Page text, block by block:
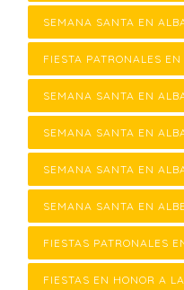
SEMANA SANTA EN
FIESTA PATRONALES
SEMANA SANTA EN
SEMANA SANTA EN
SEMANA SANTA EN
SEMANA SANTA EN
FIESTAS PATRONALES
FIESTAS EN HONOR A